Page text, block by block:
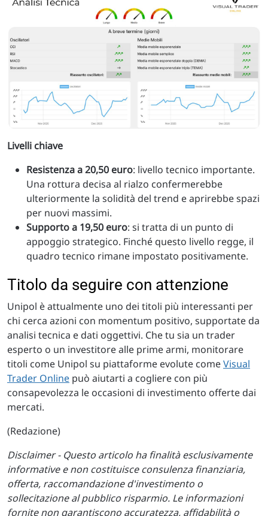
Livelli chiave
Resistenza a 20,50 euro: livello tecnico importante.
Una rottura decisa al rialzo confermerebbe
ulteriormente la solidità del trend e aprirebbe spazi
per nuovi massimi.
Supporto a 19,50 euro: si tratta di un punto di
appoggio strategico. Finché questo livello regge, il
quadro tecnico rimane impostato positivamente.
Titolo da seguire con attenzione
Unipol è attualmente uno dei titoli più interessanti per
chi cerca azioni con momentum positivo, supportate da
analisi tecnica e dati oggettivi. Che tu sia un trader
esperto o un investitore alle prime armi, monitorare
titoli come Unipol su piattaforme evolute comeVisual
Trader Online può aiutarti a cogliere con più
consapevolezza le occasioni di investimento offerte dai
mercati.
(Redazione)
Disclaimer - Questo articolo ha finalità esclusivamente
informative e non costituisce consulenza finanziaria,
offerta, raccomandazione d'investimento o
sollecitazione al pubblico risparmio. Le informazioni
fornite non garantiscono accuratezza, affidabilità o